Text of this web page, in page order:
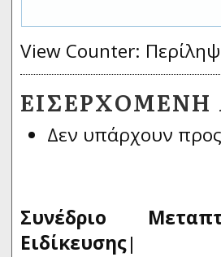
View Counter:
Δεν υπάρχουν
Συνέδριο
Ειδίκευσης|